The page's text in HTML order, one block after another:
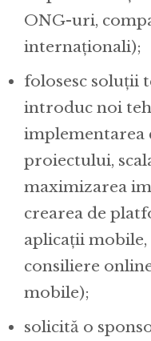
ONG-uri,
internaționali);
folosesc soluții
introduc noi
implementarea
proiectului,
maximizarea
crearea de
aplicații
consiliere
mobile);
solicită o